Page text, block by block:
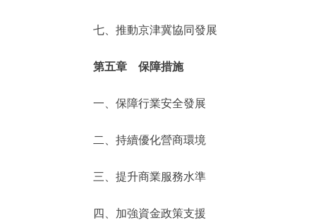
七、推動京津冀協同發展
第五章 保障措施
一、保障行業安全發展
二、持續優化營商環境
三、提升商業服務水準
四、加強資金政策支援